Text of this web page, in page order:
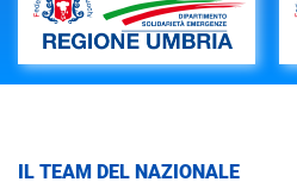
IL TEAM DEL NAZIONALE